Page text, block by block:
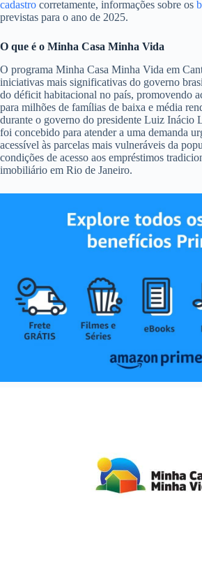
cadastro corretamente, informações sobre os
previstas para o ano de 2025.
O que é o Minha Casa Minha Vida
O programa Minha Casa Minha Vida em
iniciativas mais significativas do governo
do déficit habitacional no país, promovendo
para milhões de famílias de baixa e média
durante o governo do presidente Luiz Inácio
foi concebido para atender a uma demanda
acessível às parcelas mais vulneráveis da
condições de acesso aos empréstimos
imobiliário em Rio de Janeiro.